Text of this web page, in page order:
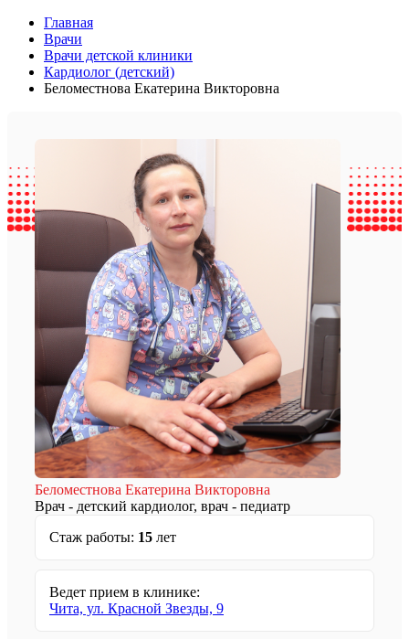
Главная
Врачи
Врачи детской клиники
Кардиолог (детский)
Беломестнова Екатерина Викторовна
Беломестнова Екатерина Викторовна
Врач - детский кардиолог, врач - педиатр
Стаж работы: 15 лет
Ведет прием в клинике:
Чита, ул. Красной Звезды, 9